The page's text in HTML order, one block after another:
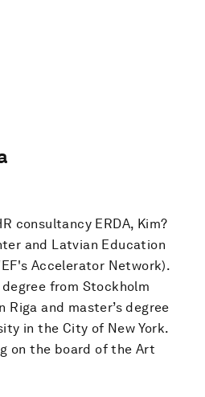
consultancy ERDA, Kim?
and Latvian Education
Accelerator Network).
from Stockholm
Riga and master’s degree
in the City of New York.
on the board of the Art